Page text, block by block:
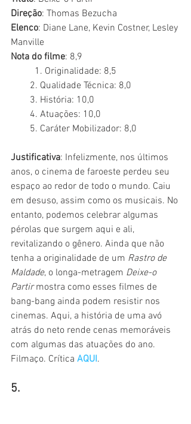
Direção: Thomas Bezucha
Elenco: Diane Lane, Kevin Costner, Lesley
Manville
Nota do filme: 8,9
	1. Originalidade: 8,5
        2. Qualidade Técnica: 8,0
        3. História: 10,0
        4. Atuações: 10,0
        5. Caráter Mobilizador: 8,0
Justificativa: Infelizmente, nos últimos
anos, o cinema de faroeste perdeu seu
espaço ao redor de todo o mundo. Caiu
em desuso, assim como os musicais. No
entanto, podemos celebrar algumas
pérolas que surgem aqui e ali,
revitalizando o gênero. Ainda que não
tenha a originalidade de um Rastro de
Maldade, o longa-metragem Deixe-o
Partir mostra como esses filmes de
bang-bang ainda podem resistir nos
cinemas. Aqui, a história de uma avó
atrás do neto rende cenas memoráveis
com algumas das atuações do ano.
Filmaço. Crítica AQUI.
5.